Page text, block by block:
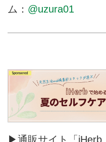
ム： @uzura01
▶通販サイト「iHerb